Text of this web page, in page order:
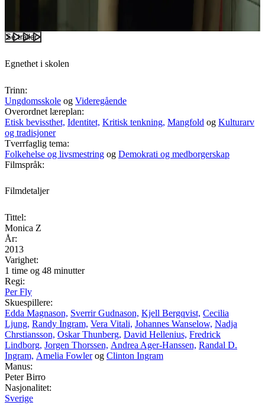
Se trailer
Egnethet i skolen
Trinn:
Ungdomsskole og Videregående
Overordnet læreplan:
Etisk bevissthet, Identitet, Kritisk tenkning, Mangfold og Kulturarv
og tradisjoner
Tverrfaglig tema:
Folkehelse og livsmestring og Demokrati og medborgerskap
Filmspråk:
Filmdetaljer
Tittel:
Monica Z
År:
2013
Varighet:
1 time og 48 minutter
Regi:
Per Fly
Skuespillere:
Edda Magnason, Sverrir Gudnason, Kjell Bergqvist, Cecilia
Ljung, Randy Ingram, Vera Vitali, Johannes Wanselow, Nadja
Chrstiansson, Oskar Thunberg, David Hellenius, Fredrick
Lindborg, Jorgen Thorssen, Andrea Ager-Hanssen, Randal D.
Ingram, Amelia Fowlerog Clinton Ingram
Manus:
Peter Birro
Nasjonalitet:
Sverige